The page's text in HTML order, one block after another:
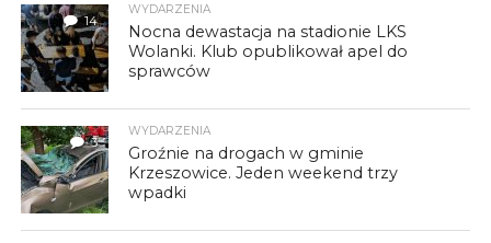
14
WYDARZENIA
Nocna dewastacja na stadionie LKS
Wolanki. Klub opublikował apel do
sprawców
3
WYDARZENIA
Groźnie na drogach w gminie
Krzeszowice. Jeden weekend trzy
wpadki